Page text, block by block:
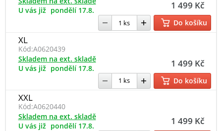
1 499 Kč
U vás již pondělí 17.8.
Do košíku
XL
Kód:A0620439
1 499 Kč
Skladem na ext. skladě
U vás již pondělí 17.8.
Do košíku
XXL
Kód:A0620440
1 499 Kč
Skladem na ext. skladě
U vás již pondělí 17.8.